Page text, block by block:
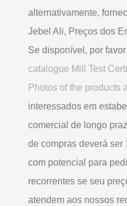
alternativamente,
Jebel Ali, Preços dos
Se disponível, por
catalogue Mill Test
Photos of the products
interessados ​​em
comercial de longo
de compras deverá ser
com potencial para
recorrentes se seu
atendem aos nossos